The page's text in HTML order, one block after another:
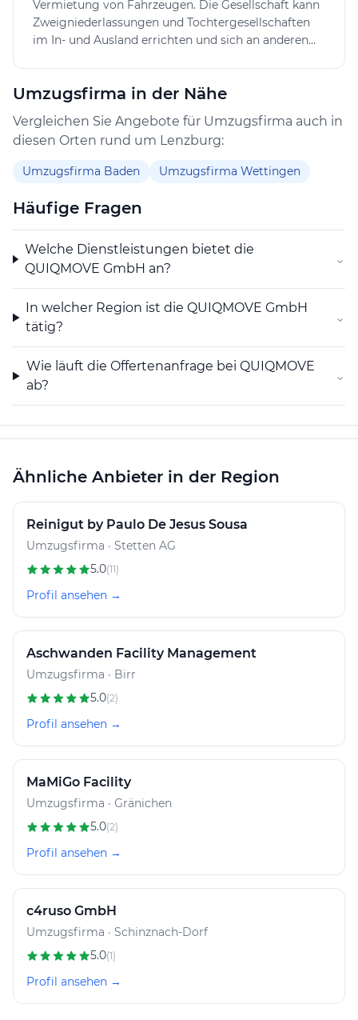
zusätzliche Optionen für Kundinnen und Kunden
eröffnet. Die Kombination aus Umzugsdienstleistung,
einem Ansprechpartner, wenn Umzug Lenzburg
reibungslos gestaltet werden soll.
Vermietung von Fahrzeugen. Die Gesellschaft kann
Zweigniederlassungen und Tochtergesellschaften
im In- und Ausland errichten und sich an anderen
ihrem Zweck in Zusammenhang stehen. Die
Grundeigentum erwerben, belasten, veräussern und
verwalten. Sie kann auch Finanzierungen für eigene
oder fremde Rechnung vornehmen sowie Garantien
und Bürgschaften für Tochtergesellschaften und
Dritte eingehen.
Umzugsfirma in der Nähe
Vergleichen Sie Angebote für Umzugsfirma auch in
diesen Orten rund um Lenzburg:
Umzugsfirma Baden Umzugsfirma Wettingen
Häufige Fragen
Welche Dienstleistungen bietet die
QUIQMOVE GmbH an?
⌄
In welcher Region ist die QUIQMOVE GmbH
tätig?
⌄
Wie läuft die Offertenanfrage bei QUIQMOVE
ab?
⌄
Ähnliche Anbieter in der Region
Reinigut by Paulo De Jesus Sousa
Umzugsfirma · Stetten AG
5.0(11)
Profil ansehen →
Aschwanden Facility Management
Umzugsfirma · Birr
5.0(2)
Profil ansehen →
MaMiGo Facility
Umzugsfirma · Gränichen
5.0(2)
Profil ansehen →
c4ruso GmbH
Umzugsfirma · Schinznach-Dorf
5.0(1)
Profil ansehen →